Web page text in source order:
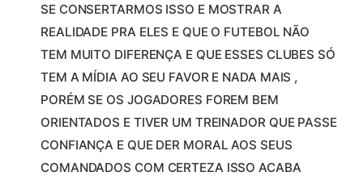
SE CONSERTARMOS ISSO E MOSTRAR A
REALIDADE PRA ELES E QUE O FUTEBOL NÃO
TEM MUITO DIFERENÇA E QUE ESSES CLUBES SÓ
TEM A MÍDIA AO SEU FAVOR E NADA MAIS ,
PORÉM SE OS JOGADORES FOREM BEM
ORIENTADOS E TIVER UM TREINADOR QUE PASSE
CONFIANÇA E QUE DER MORAL AOS SEUS
COMANDADOS COM CERTEZA ISSO ACABA